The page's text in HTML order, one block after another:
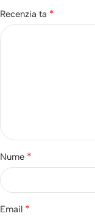
Recenzia ta *
Nume *
Email *